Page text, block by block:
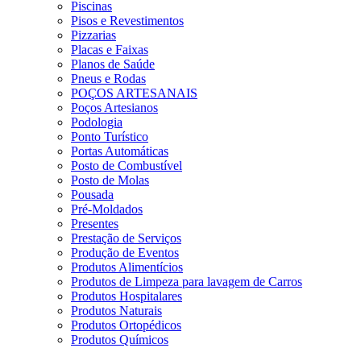
Piscinas
Pisos e Revestimentos
Pizzarias
Placas e Faixas
Planos de Saúde
Pneus e Rodas
POÇOS ARTESANAIS
Poços Artesianos
Podologia
Ponto Turístico
Portas Automáticas
Posto de Combustível
Posto de Molas
Pousada
Pré-Moldados
Presentes
Prestação de Serviços
Produção de Eventos
Produtos Alimentícios
Produtos de Limpeza para lavagem de Carros
Produtos Hospitalares
Produtos Naturais
Produtos Ortopédicos
Produtos Químicos